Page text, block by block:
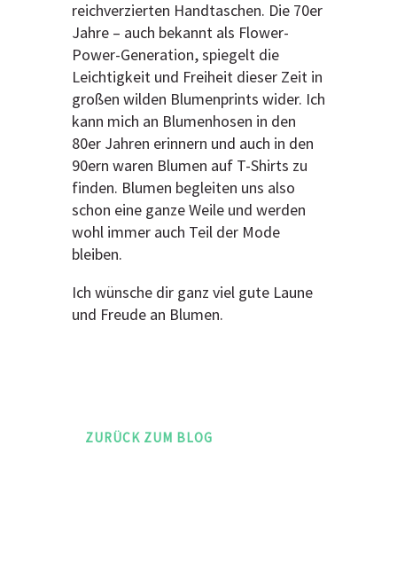
reichverzierten Handtaschen. Die 70er
Jahre – auch bekannt als Flower-
Power-Generation, spiegelt die
Leichtigkeit und Freiheit dieser Zeit in
großen wilden Blumenprints wider. Ich
kann mich an Blumenhosen in den
80er Jahren erinnern und auch in den
90ern waren Blumen auf T-Shirts zu
finden. Blumen begleiten uns also
schon eine ganze Weile und werden
wohl immer auch Teil der Mode
bleiben.
Ich wünsche dir ganz viel gute Laune
und Freude an Blumen.
ZURÜCK ZUM BLOG